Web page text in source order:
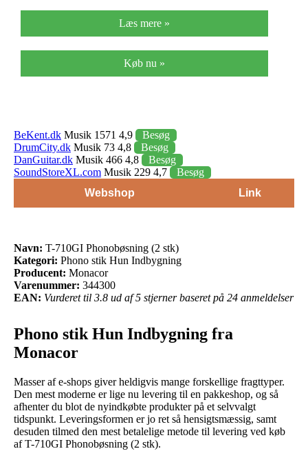
Læs mere »
Køb nu »
BeKent.dk Musik 1571 4,9
Besøg
DrumCity.dk Musik 73 4,8
Besøg
DanGuitar.dk Musik 466 4,8
Besøg
SoundStoreXL.com Musik 229 4,7
Besøg
Webshop
Link
Navn: T-710GI Phonobøsning (2 stk)
Kategori: Phono stik Hun Indbygning
Producent: Monacor
Varenummer: 344300
EAN: Vurderet til 3.8 ud af 5 stjerner baseret på 24 anmeldelser
Phono stik Hun Indbygning fra
Monacor
Masser af e-shops giver heldigvis mange forskellige fragttyper.
Den mest moderne er lige nu levering til en pakkeshop, og så
afhenter du blot de nyindkøbte produkter på et selvvalgt
tidspunkt. Leveringsformen er jo ret så hensigtsmæssig, samt
desuden tilmed den mest betalelige metode til levering ved køb
af T-710GI Phonobøsning (2 stk).